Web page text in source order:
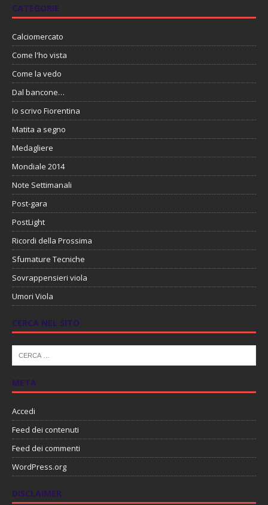
CATEGORIE
Calciomercato
Come l'ho vista
Come la vedo
Dal bancone…
Io scrivo Fiorentina
Matita a segno
Medagliere
Mondiale 2014
Note Settimanali
Post-gara
PostLight
Ricordi della Prossima
Sfumature Tecniche
Sovrappensieri viola
Umori Viola
CERCA NEL SITO
META
Accedi
Feed dei contenuti
Feed dei commenti
WordPress.org
DISCLAIMER